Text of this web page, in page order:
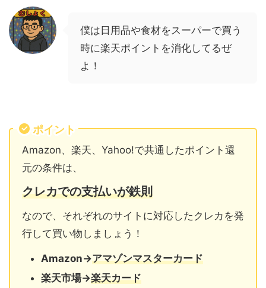
僕は日用品や食材をスーパーで買う
時に楽天ポイントを消化してるぜ
よ！
ポイント
Amazon、楽天、Yahoo!で共通したポイント還
元の条件は、
クレカでの支払いが鉄則
なので、それぞれのサイトに対応したクレカを発
行して買い物しましょう！
Amazon→アマゾンマスターカード
楽天市場→楽天カード